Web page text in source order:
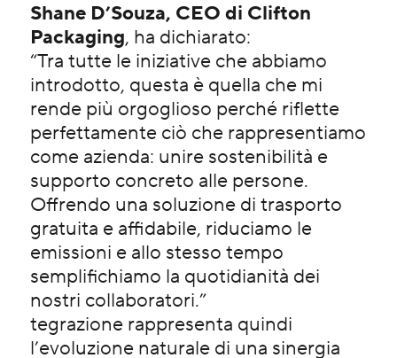
Shane D’Souza, CEO di Clifton
Packaging, ha dichiarato:
“Tra tutte le iniziative che abbiamo
introdotto, questa è quella che mi
rende più orgoglioso perché riflette
perfettamente ciò che rappresentiamo
come azienda: unire sostenibilità e
supporto concreto alle persone.
Offrendo una soluzione di trasporto
gratuita e affidabile, riduciamo le
emissioni e allo stesso tempo
semplifichiamo la quotidianità dei
nostri collaboratori.”
tegrazione rappresenta quindi
l’evoluzione naturale di una sinergia